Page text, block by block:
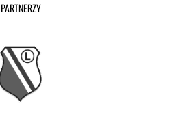
PARTNERZY